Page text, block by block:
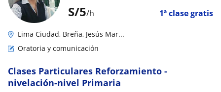
S/5/h 1ª clase gratis
Lima Ciudad, Breña, Jesús Mar...
Oratoria y comunicación
Clases Particulares Reforzamiento -
nivelación-nivel Primaria